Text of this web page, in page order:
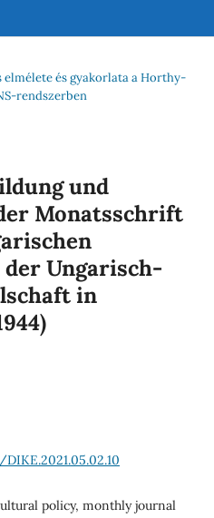
elmélete és gyakorlata a Horthy-
rendszerben
und
Monatsschrift
Ungarisch-
in
policy, monthly journal